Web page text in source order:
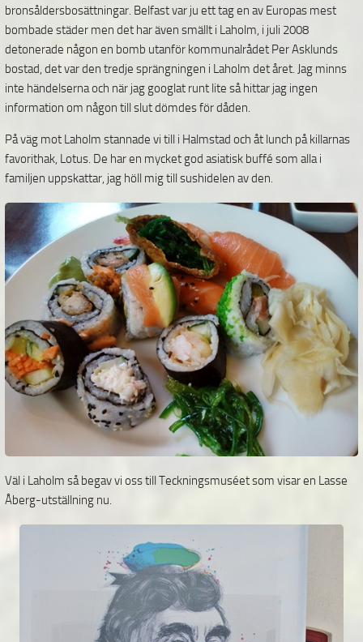
bronsåldersbosättningar. Belfast var ju ett tag en av Europas mest
bombade städer men det har även smällt i Laholm, i juli 2008
detonerade någon en bomb utanför kommunalrådet Per Asklunds
bostad, det var den tredje sprängningen i Laholm det året. Jag minns
inte händelserna och när jag googlat runt lite så hittar jag ingen
information om någon till slut dömdes för dåden.
På väg mot Laholm stannade vi till i Halmstad och åt lunch på killarnas
favorithak, Lotus. De har en mycket god asiatisk buffé som alla i
familjen uppskattar, jag höll mig till sushidelen av den.
Väl i Laholm så begav vi oss till Teckningsmuséet som visar en Lasse
Åberg-utställning nu.